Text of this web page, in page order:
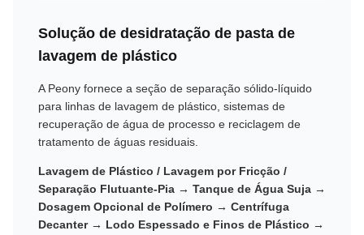
Solução de desidratação de pasta de
lavagem de plástico
A Peony fornece a seção de separação sólido-líquido
para linhas de lavagem de plástico, sistemas de
recuperação de água de processo e reciclagem de
tratamento de águas residuais.
Lavagem de Plástico / Lavagem por Fricção /
Separação Flutuante-Pia → Tanque de Água Suja →
Dosagem Opcional de Polímero → Centrífuga
Decanter → Lodo Espessado e Finos de Plástico →